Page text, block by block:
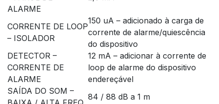
ALARME
CORRENTE DE LOOP
– ISOLADOR
150 uA – adicionado à carga de
corrente de alarme/quiescência
do dispositivo
DETECTOR –
CORRENTE DE
ALARME
12 mA – adicionar à corrente de
loop de alarme do dispositivo
endereçável
SAÍDA DO SOM –
84 / 88 dB a 1 m